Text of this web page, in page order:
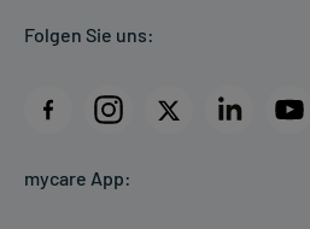
AGB
Datenschutz
Rückgabe/Widerruf
Folgen Sie uns:
mycare App: